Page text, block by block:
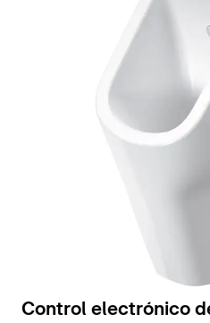
Control electrónico